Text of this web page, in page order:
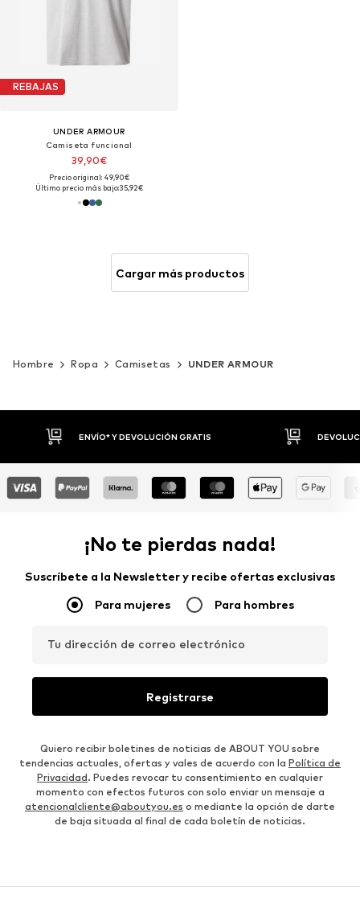
REBAJAS
UNDER ARMOUR
Camiseta funcional
39,90€
Precio original: 49,90€
Último precio más bajo:35,92€
Cargar más productos
Hombre Ropa Camisetas UNDER ARMOUR
DEVOLUCIONES HASTA 30 DÍAS
¡No te pierdas nada!
Suscríbete a la Newsletter y recibe ofertas exclusivas
Para mujeres Para hombres
Tu dirección de correo electrónico
Registrarse
Quiero recibir boletines de noticias de ABOUT YOU sobre
tendencias actuales, ofertas y vales de acuerdo con la Política de
Privacidad. Puedes revocar tu consentimiento en cualquier
momento con efectos futuros con solo enviar un mensaje a
atencionalcliente@aboutyou.es o mediante la opción de darte
de baja situada al final de cada boletín de noticias.